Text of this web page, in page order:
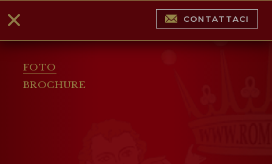
FOTO
BROCHURE
CONTATTACI